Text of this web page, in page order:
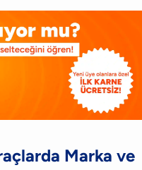
Marka ve